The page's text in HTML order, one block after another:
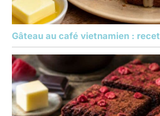
Gâteau au café vietnamien :